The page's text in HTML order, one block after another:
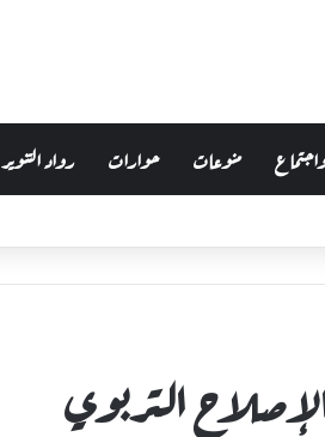
منوعات حوارات رواد التنوير
الإصلاح التربوي